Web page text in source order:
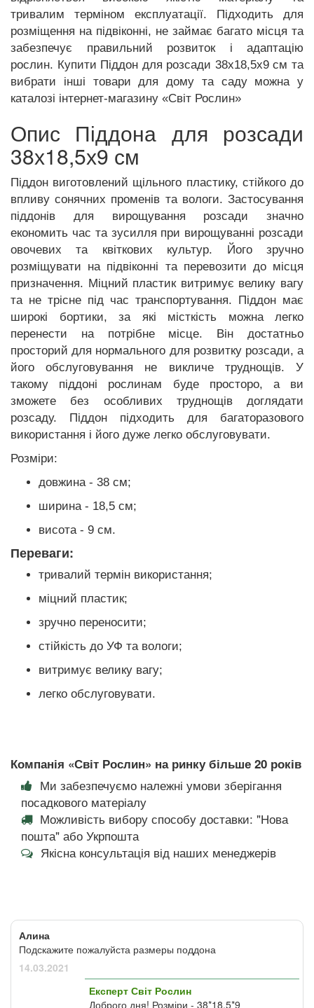
тривалим терміном експлуатації. Підходить для
розміщення на підвіконні, не займає багато місця та
забезпечує правильний розвиток і адаптацію
рослин. Купити Піддон для розсади 38х18,5х9 см та
вибрати інші товари для дому та саду можна у
каталозі інтернет-магазину «Світ Рослин»
Опис Піддона для розсади
38х18,5х9 см
Піддон виготовлений щільного пластику, стійкого до
впливу сонячних променів та вологи. Застосування
піддонів для вирощування розсади значно
економить час та зусилля при вирощуванні розсади
овочевих та квіткових культур. Його зручно
розміщувати на підвіконні та перевозити до місця
призначення. Міцний пластик витримує велику вагу
та не трісне під час транспортування. Піддон має
широкі бортики, за які місткість можна легко
перенести на потрібне місце. Він достатньо
просторий для нормального для розвитку розсади, а
його обслуговування не викличе труднощів. У
такому піддоні рослинам буде просторо, а ви
зможете без особливих труднощів доглядати
розсаду. Піддон підходить для багаторазового
використання і його дуже легко обслуговувати.
Розміри:
довжина - 38 см;
ширина - 18,5 см;
висота - 9 см.
Переваги:
тривалий термін використання;
міцний пластик;
зручно переносити;
стійкість до УФ та вологи;
витримує велику вагу;
легко обслуговувати.
Компанія «Світ Рослин» на ринку більше 20 років
Ми забезпечуємо належні умови зберігання
посадкового матеріалу
Можливість вибору способу доставки: "Нова
пошта" або Укрпошта
Якісна консультація від наших менеджерів
Алина
Подскажите пожалуйста размеры поддона
14.03.2021
Експерт Світ Рослин
Доброго дня! Розміри - 38*18,5*9